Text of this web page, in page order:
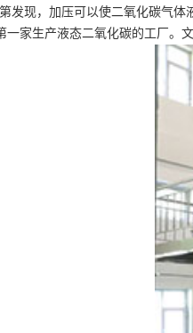
发现，加压可以使二氧化碳气
一家生产液态二氧化碳的工厂。